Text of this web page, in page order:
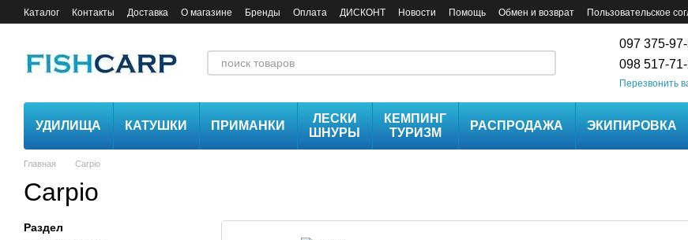
Перейти к основному контенту
Каталог Контакты Доставка О магазине Бренды Оплата ДИСКОНТ Новости Помощь Обмен и возврат Пользовательское
097 375-
098 517-
Перезвонить
УДИЛИЩА КАТУШКИ ПРИМАНКИ
ЛЕСКИ
ШНУРЫ
КЕМПИНГ
ТУРИЗМ
РАСПРОДАЖА ЭКИПИРОВКА
Главная Carpio
Carpio
Раздел